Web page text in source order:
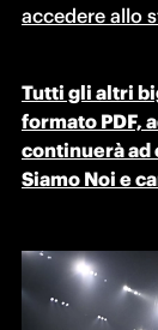
accedere allo
Tutti gli altri
formato PDF,
continuerà ad
Siamo Noi e